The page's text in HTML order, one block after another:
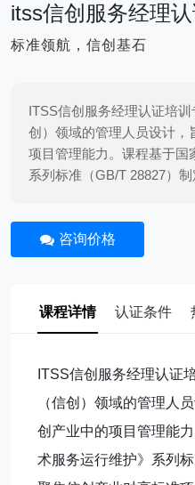
itss信创服务经理
标准领航，信创基石
ITSS信创服务经理认证培
创）领域的管理人员设计，
项目管理能力。课程基于国
系列标准（GB/T 28827）
咨询价格
课程详情 认证条件
ITSS信创服务经理认证
（信创）领域的管理人
创产业中的项目管理能
术服务运行维护》系列